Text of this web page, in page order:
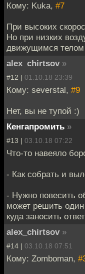
Кому: Kuka, #7
При высоких
Но при низких
движущимся телом
alex_chirtsov »
#12 | 01.10.18 23:39
Кому: severstal, #9
Нет, вы не тупой :)
Кенгапромить »
#13 | 03.10.18 07:22
Что-то навеяло
- Как собрать и
- Нужно повесить
может решить
куда заносить
alex_chirtsov »
#14 | 03.10.18 07:51
Кому: Zomboman,